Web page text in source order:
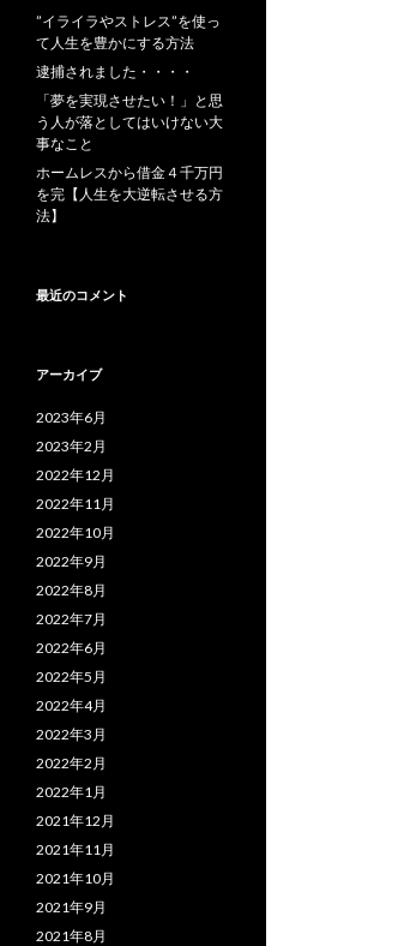
”イライラやストレス”を使っ
て人生を豊かにする方法
逮捕されました・・・・
「夢を実現させたい！」と思
う人が落としてはいけない大
事なこと
ホームレスから借金４千万円
を完【人生を大逆転させる方
法】
最近のコメント
アーカイブ
2023年6月
2023年2月
2022年12月
2022年11月
2022年10月
2022年9月
2022年8月
2022年7月
2022年6月
2022年5月
2022年4月
2022年3月
2022年2月
2022年1月
2021年12月
2021年11月
2021年10月
2021年9月
2021年8月